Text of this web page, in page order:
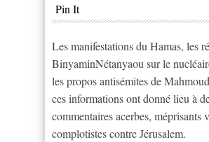
Pin It
Les manifestations du Hamas, les
BinyaminNétanyaou sur le
les propos antisémites de
ces informations ont donné lieu à
commentaires acerbes, méprisants
complotistes contre Jérusalem.